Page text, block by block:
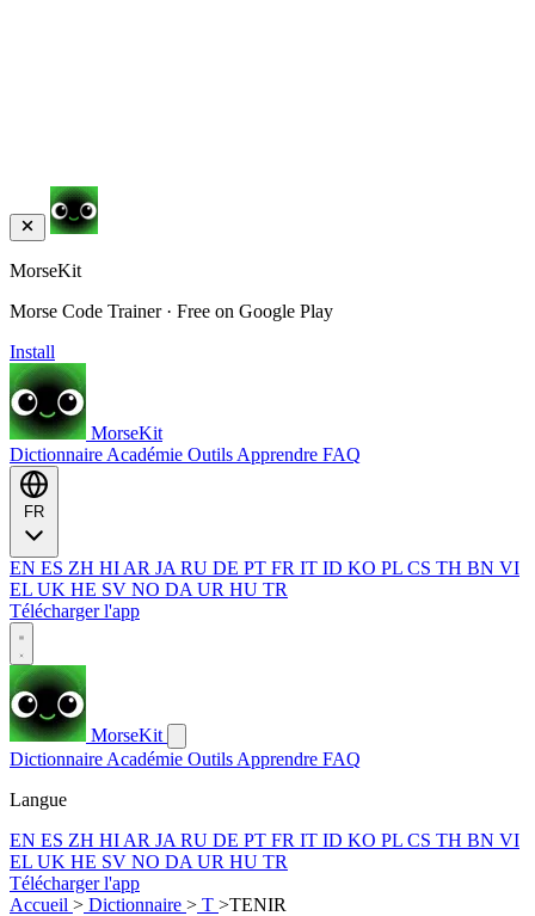
MorseKit
Morse Code Trainer · Free on Google Play
Install
MorseKit
Dictionnaire Académie Outils Apprendre FAQ
EN ES ZH HI AR JA RU DE PT FR IT ID KO PL CS TH BN VI
EL UK HE SV NO DA UR HU TR
Télécharger l'app
MorseKit
Dictionnaire Académie Outils Apprendre FAQ
Langue
EN ES ZH HI AR JA RU DE PT FR IT ID KO PL CS TH BN VI
EL UK HE SV NO DA UR HU TR
Télécharger l'app
Accueil > Dictionnaire > T >TENIR